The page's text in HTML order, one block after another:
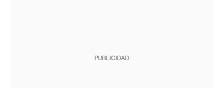
PUBLICIDAD